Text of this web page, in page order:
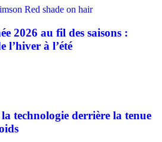
2026 au fil des saisons :
l’hiver à l’été
technologie derrière la tenue